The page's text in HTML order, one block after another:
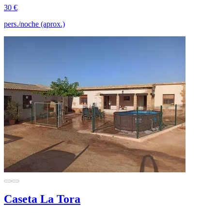
30 €
pers./noche (aprox.)
Caseta La Tora